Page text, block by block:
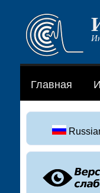
Перейти
основному
содержанию
Главная